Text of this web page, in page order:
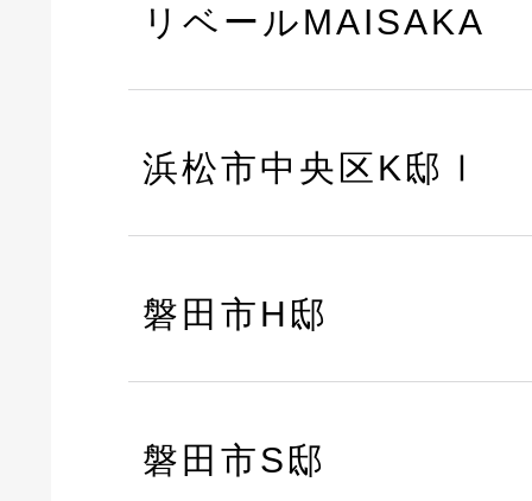
リベールMAISAKA
浜松市中央区K邸Ⅰ
磐田市H邸
磐田市S邸